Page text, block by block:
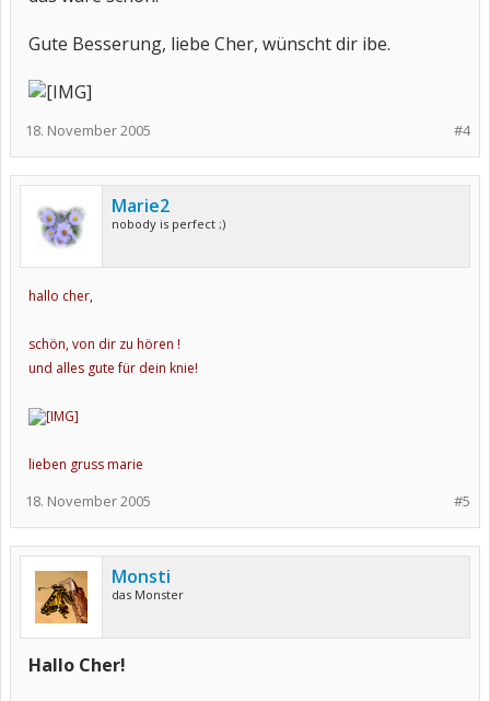
Gute Besserung, liebe Cher, wünscht dir ibe.
#4
18. November 2005
Marie2
nobody is perfect ;)
hallo cher,
schön, von dir zu hören !
und alles gute für dein knie!
lieben gruss marie
#5
18. November 2005
Monsti
das Monster
Hallo Cher!